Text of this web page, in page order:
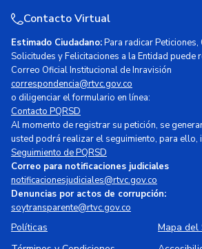
Contacto Virtual
Estimado Ciudadano:Para radicar Peticiones,
Solicitudes y Felicitaciones a la Entidad puede
Correo Oficial Institucional de Inravisión
correspondencia@rtvc.gov.co
o diligenciar el formulario en línea:
Contacto PQRSD
Al momento de registrar su petición, se
usted podrá realizar el seguimiento, para ello,
Seguimiento de PQRSD
Correo para notificaciones judiciales
notificacionesjudiciales@rtvc.gov.co
Denuncias por actos de corrupción:
soytransparente@rtvc.gov.co
Políticas
Mapa del